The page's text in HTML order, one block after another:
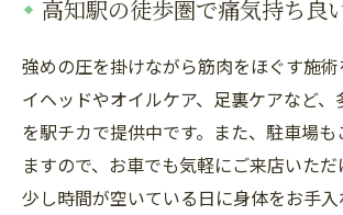
高知駅の徒歩圏で痛気持ち良
強めの圧を掛けながら筋肉をほぐす施
イヘッドやオイルケア、足裏ケアなど、
を駅チカで提供中です。また、駐車場も
ますので、お車でも気軽にご来店いた
少し時間が空いている日に身体をお手